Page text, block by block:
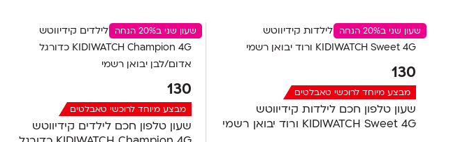
שעון שני ב20% הנחה
130
מבצע מיוחד לרוכשי טאבלטים
שעון טלפון חכם לילדות קידיווטש
KIDIWATCH Sweet 4G ורוד יבואן רשמי
שעון שני ב20% הנחה
130
מבצע מיוחד לרוכשי טאבלטים
שעון טלפון חכם לילדים קידיווטש